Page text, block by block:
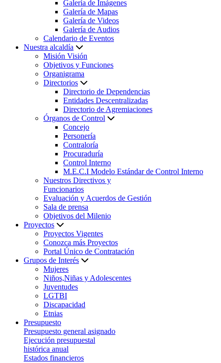
Galería de Imágenes
Galería de Mapas
Galería de Videos
Galería de Audios
Calendario de Eventos
Nuestra alcaldía
Misión Visión
Objetivos y Funciones
Organigrama
Directorios
Directorio de Dependencias
Entidades Descentralizadas
Directorio de Agremiaciones
Órganos de Control
Concejo
Personería
Contraloría
Procuraduría
Control Interno
M.E.C.I Modelo Estándar de Control Interno
Nuestros Directivos y
Funcionarios
Evaluación y Acuerdos de Gestión
Sala de prensa
Objetivos del Milenio
Proyectos
Proyectos Vigentes
Conozca más Proyectos
Portal Único de Contratación
Grupos de Interés
Mujeres
Niños,Niñas y Adolescentes
Juventudes
LGTBI
Discapacidad
Etnias
Presupuesto
Presupuesto general asignado
Ejecución presupuestal
histórica anual
Estados financieros